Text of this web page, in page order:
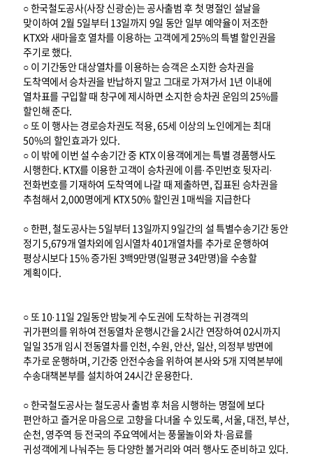
○ 한국철도공사(사장 신광순)는 공사출범 후 첫 명절인 설날을
맞이하여 2월 5일부터 13일까지 9일 동안 일부 예약율이 저조한
KTX와 새마을호 열차를 이용하는 고객에게 25%의 특별 할인권을
주기로 했다.
○ 이 기간동안 대상열차를 이용하는 승객은 소지한 승차권을
도착역에서 승차권을 반납하지 말고 그대로 가져가서 1년 이내에
열차표를 구입할 때 창구에 제시하면 소지한 승차권 운임의 25%를
할인해 준다.
○ 또 이 행사는 경로승차권도 적용, 65세 이상의 노인에게는 최대
50%의 할인효과가 있다.
○ 이 밖에 이번 설 수송기간 중 KTX 이용객에게는 특별 경품행사도
시행한다. KTX를 이용한 고객이 승차권에 이름·주민번호 뒷자리·
전화번호를 기재하여 도착역에 나갈 때 제출하면, 집표된 승차권을
추첨해서 2,000명에게 KTX 50% 할인권 1매씩을 지급한다
○ 한편, 철도공사는 5일부터 13일까지 9일간의 설 특별수송기간 동안
정기 5,679개 열차외에 임시열차 401개열차를 추가로 운행하여
평상시보다 15% 증가된 3백9만명(일평균 34만명)을 수송할
계획이다.
○ 또 10·11일 2일동안 밤늦게 수도권에 도착하는 귀경객의
귀가편의를 위하여 전동열차 운행시간을 2시간 연장하여 02시까지
일일 35개 임시 전동열차를 인천, 수원, 안산, 일산, 의정부 방면에
추가로 운행하며, 기간중 안전수송을 위하여 본사와 5개 지역본부에
수송대책본부를 설치하여 24시간 운용한다.
○ 한국철도공사는 철도공사 출범 후 처음 시행하는 명절에 보다
편안하고 즐거운 마음으로 고향을 다녀올 수 있도록, 서울, 대전, 부산,
순천, 영주역 등 전국의 주요역에서는 풍물놀이와 차·음료를
귀성객에게 나눠주는 등 다양한 볼거리와 여러 행사도 준비하고 있다.